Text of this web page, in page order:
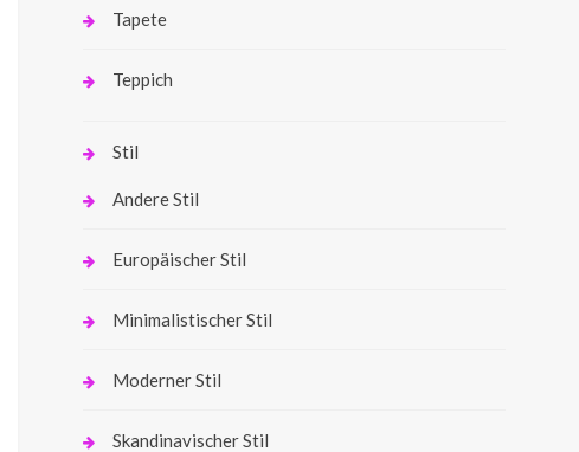
Tapete
Teppich
Stil
Andere Stil
Europäischer Stil
Minimalistischer Stil
Moderner Stil
Skandinavischer Stil